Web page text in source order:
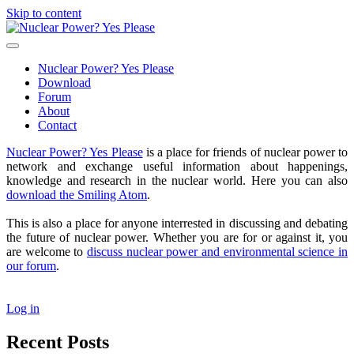
Skip to content
Nuclear
Power?
Please
open
primary
menu Nuclear Power? Yes Please
Download
Forum
About
Contact
Sidebar
Nuclear Power? Yes Pleaseis a place for friends of nuclear power to
network and exchange useful information about happenings,
knowledge and research in the nuclear world. Here you can also
download the Smiling Atom.
This is also a place for anyone interrested in discussing and debating
the future of nuclear power. Whether you are for or against it, you
are welcome to discuss nuclear power and environmental science in
our forum.
Log in
Recent Posts